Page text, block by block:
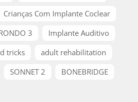
Crianças Com Implante Coclear
3
Implante Auditivo
tricks
adult rehabilitation
SONNET 2
BONEBRIDGE